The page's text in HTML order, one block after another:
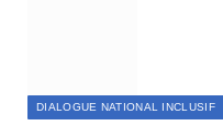
DIALOGUE NATIONAL INCLUSIF